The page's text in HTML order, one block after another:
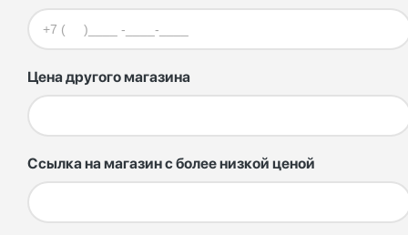
Цена другого магазина
Ссылка на магазин с более низкой ценой